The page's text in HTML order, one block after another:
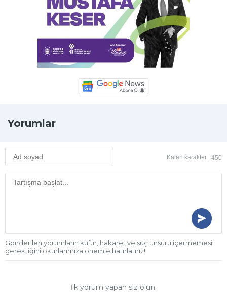
Yorumlar
Kalan karakter : 450
Gönderilen yorumların küfür, hakaret ve suç unsuru içermemesi
gerektiğini okurlarımıza önemle hatırlatırız!
İlk yorum yapan siz olun.